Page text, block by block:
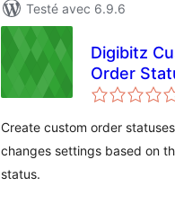
Testé avec 6.9.6
Digibitz
Order
Create custom order
changes settings based on
status.